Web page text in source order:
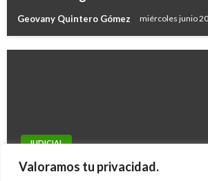
Valoramos tu privacidad.
Geovany Quintero Gómez miércoles junio
JUDICIAL
Un hombre mató a su suegra y se